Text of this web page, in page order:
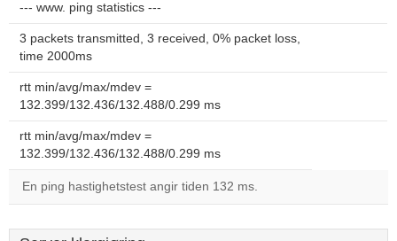
--- www. ping statistics ---
3 packets transmitted, 3 received, 0% packet loss,
time 2000ms
rtt min/avg/max/mdev =
132.399/132.436/132.488/0.299 ms
rtt min/avg/max/mdev =
132.399/132.436/132.488/0.299 ms
En ping hastighetstest angir tiden 132 ms.